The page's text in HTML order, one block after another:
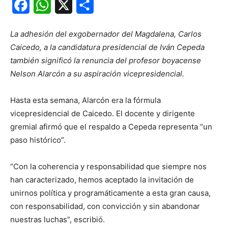
FacebookWhatsApp
La adhesión del exgobernador del Magdalena, Carlos
Caicedo, a la candidatura presidencial de Iván Cepeda
también significó la renuncia del profesor boyacense
Nelson Alarcón a su aspiración vicepresidencial.
Hasta esta semana, Alarcón era la fórmula
vicepresidencial de Caicedo. El docente y dirigente
gremial afirmó que el respaldo a Cepeda representa “un
paso histórico”.
“Con la coherencia y responsabilidad que siempre nos
han caracterizado, hemos aceptado la invitación de
unirnos política y programáticamente a esta gran causa,
con responsabilidad, con convicción y sin abandonar
nuestras luchas”, escribió.